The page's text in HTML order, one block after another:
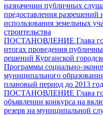
назначении публичных
предоставления
использования земельных
строительства
ПОСТАНОВЛЕНИЕ Глава
итогах проведения
решений Курганской
Программы социально-
муниципального
плановый период до 2013
ПОСТАНОВЛЕНИЕ Глава
объявлении конкурса на
резерв на муниципальной